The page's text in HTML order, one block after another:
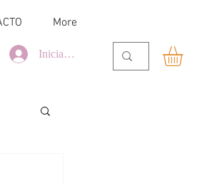
More
Iniciar sesión